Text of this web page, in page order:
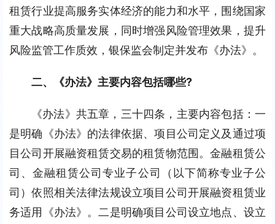
租赁行业提高服务实体经济的能力和水平，围绕国家
重大战略高质量发展，同时增强风险管理效果，提升
风险监管工作质效，银保监会制定并发布《办法》。
二、《办法》主要内容包括哪些?
《办法》共五章，三十四条，主要内容包括：一
是明确《办法》的法律依据、项目公司定义及通过项
目公司开展融资租赁交易的租赁物范围。金融租赁公
司、金融租赁公司专业子公司（以下简称专业子公
司）依照相关法律法规设立项目公司开展融资租赁业
务适用《办法》。二是明确项目公司设立地点、设立